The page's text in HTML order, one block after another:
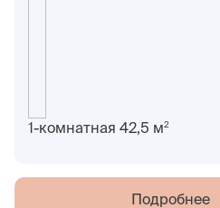
1-комнатная 42,5 м2
Подробнее